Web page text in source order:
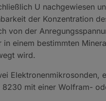
U nachgewiesen
der Konzentration
von der
einem bestimmten
wird.
Elektronenmikrosonden,
mit einer Wolfram-